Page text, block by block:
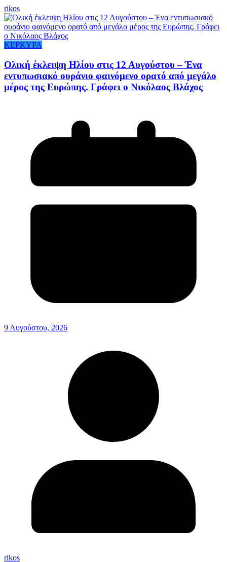
rikos
ΚΕΡΚΥΡΑ
Ολική έκλειψη Ηλίου στις 12 Αυγούστου – Ένα
εντυπωσιακό ουράνιο φαινόμενο ορατό από μεγάλο
μέρος της Ευρώπης. Γράφει ο Νικόλαος Βλάχος
9 Αυγούστου, 2026
rikos